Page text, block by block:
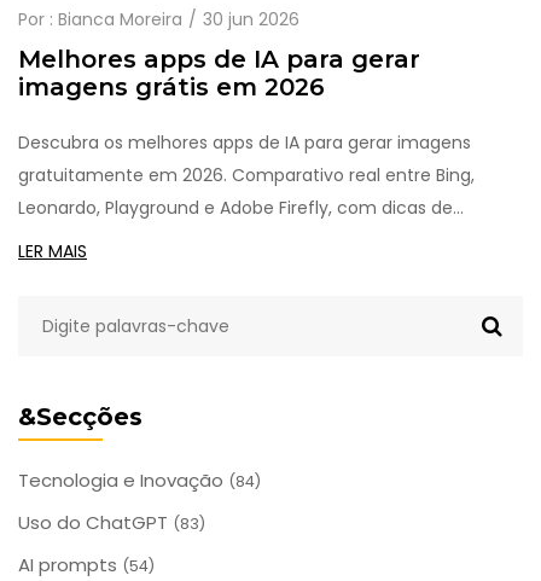
&Secções
Tecnologia e Inovação (84)
Uso do ChatGPT (83)
AI prompts (54)
Por : Bianca Moreira 30 jun 2026
Melhores apps de IA para gerar
imagens grátis em 2026
Descubra os melhores apps de IA para gerar imagens
gratuitamente em 2026. Comparativo real entre Bing,
Leonardo, Playground e Adobe Firefly, com dicas de
prompts e alertas sobre direitos autorais.
LER MAIS